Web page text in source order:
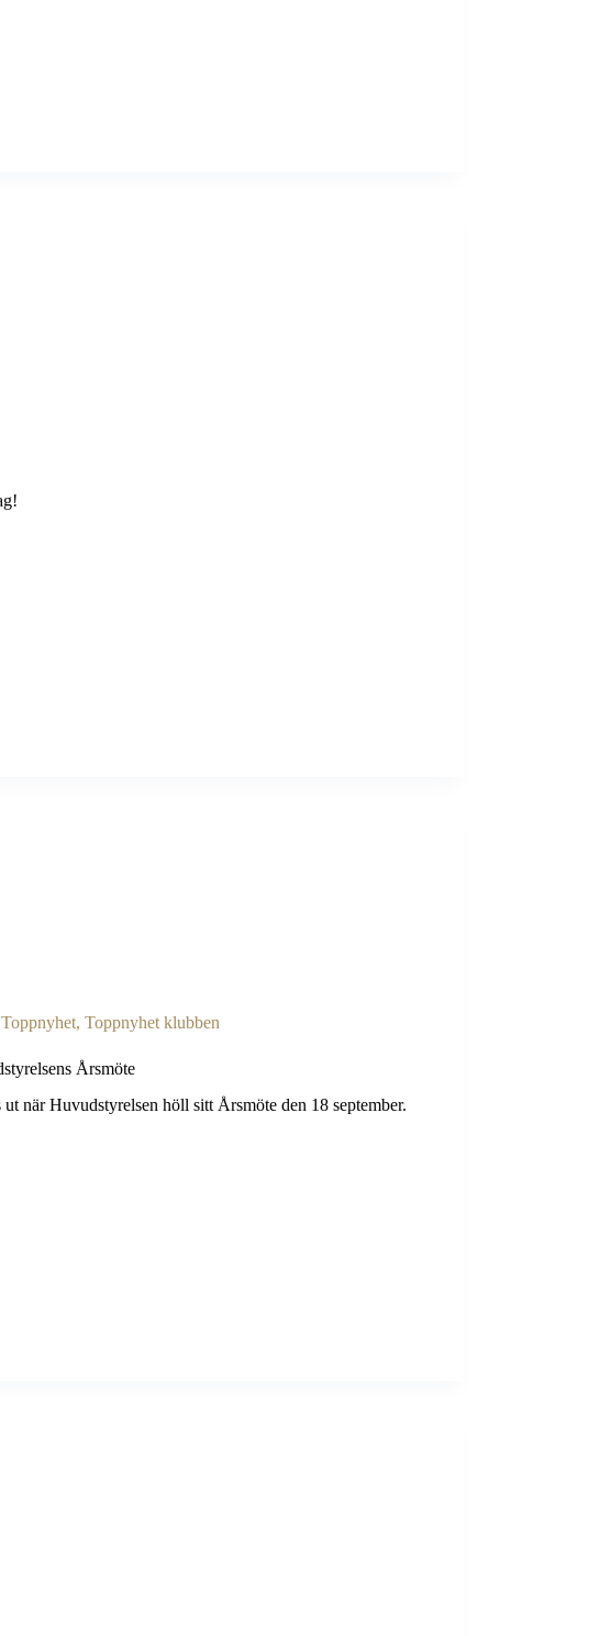
Toppnyhet, Toppnyhet klubben
Årsmöte
när Huvudstyrelsen höll sitt Årsmöte den 18 september.